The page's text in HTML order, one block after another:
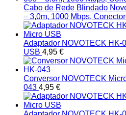
Cabo de Rede Blindado
– 3,0m, 1000 Mbps,
Adaptador NOVOTECK HK-
USB 4,95 €
Conversor NOVOTECK
043 4,95 €